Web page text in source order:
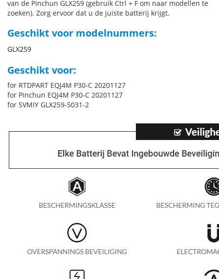
van de Pinchun GLX259 (gebruik Ctrl + F om naar modellen te
zoeken). Zorg ervoor dat u de juiste batterij krijgt.
Geschikt voor modelnummers:
GLX259
Geschikt voor:
for RTDPART EQJ4M P30-C 20201127
for Pinchun EQJ4M P30-C 20201127
for SVMIY GLX259-5031-2